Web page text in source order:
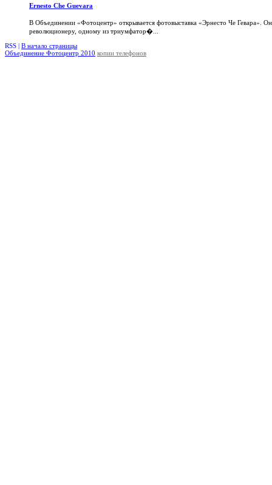
Ernesto Che Guevara
В Объединении «Фотоцентр» открывается фотовыставка «Эрнесто Че Гевара».
революционеру, одному из триумфатор�...
RSS | В начало страницы
Объединение Фотоцентр 2010 копии телефонов